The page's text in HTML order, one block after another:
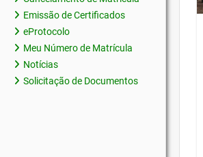
Emissão de Certificados
eProtocolo
Meu Número de Matrícula
Notícias
Solicitação de Documentos